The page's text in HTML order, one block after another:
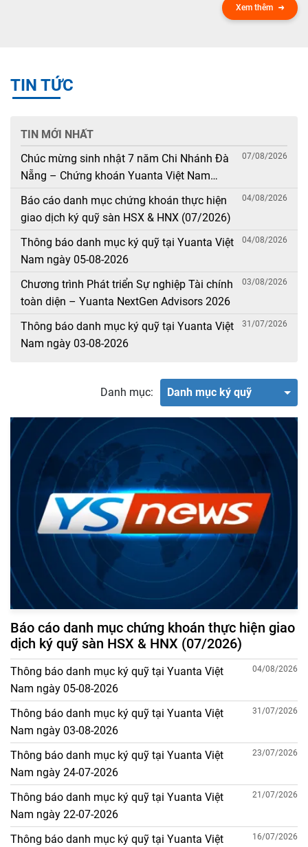
Xem thêm
TIN TỨC
TIN MỚI NHẤT
Chúc mừng sinh nhật 7 năm Chi Nhánh Đà
Nẵng – Chứng khoán Yuanta Việt Nam
(08/08/2019 – 08/08/2026)
07/08/2026
Báo cáo danh mục chứng khoán thực hiện
giao dịch ký quỹ sàn HSX & HNX (07/2026)
04/08/2026
Thông báo danh mục ký quỹ tại Yuanta Việt
Nam ngày 05-08-2026
04/08/2026
Chương trình Phát triển Sự nghiệp Tài chính
toàn diện – Yuanta NextGen Advisors 2026
03/08/2026
Thông báo danh mục ký quỹ tại Yuanta Việt
Nam ngày 03-08-2026
31/07/2026
Danh mục: Danh mục ký quỹ
Báo cáo danh mục chứng khoán thực hiện giao
dịch ký quỹ sàn HSX & HNX (07/2026)
Thông báo danh mục ký quỹ tại Yuanta Việt
Nam ngày 05-08-2026
04/08/2026
Thông báo danh mục ký quỹ tại Yuanta Việt
Nam ngày 03-08-2026
31/07/2026
Thông báo danh mục ký quỹ tại Yuanta Việt
Nam ngày 24-07-2026
23/07/2026
Thông báo danh mục ký quỹ tại Yuanta Việt
Nam ngày 22-07-2026
21/07/2026
Thông báo danh mục ký quỹ tại Yuanta Việt
16/07/2026